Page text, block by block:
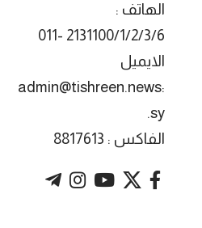
الهاتف :
2131100/1/2/3/6 -011
الايميل
:admin@tishreen.news
.sy
الفاكس : 8817613